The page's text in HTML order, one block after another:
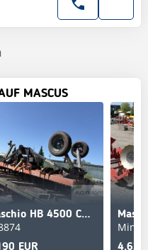
MASCUS
Maschio HB 4500 CLASSIC
EUR 4.622